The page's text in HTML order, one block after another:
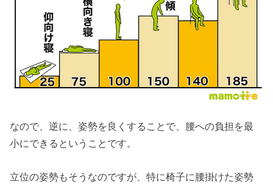
なので、逆に、姿勢を良くすることで、腰への負担を最
小にできるということです。
立位の姿勢もそうなのですが、特に椅子に腰掛けた姿勢